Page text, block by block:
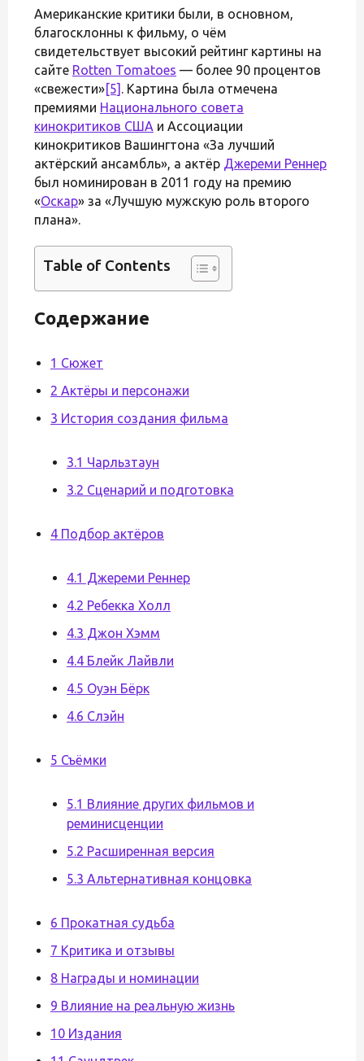
Американские критики были, в основном,
благосклонны к фильму, о чём
свидетельствует высокий рейтинг картины на
сайте Rotten Tomatoes — более 90 процентов
«свежести»[5] . Картина была отмечена
премиями Национального совета
кинокритиков США и Ассоциации
кинокритиков Вашингтона «За лучший
актёрский ансамбль», а актёр Джереми Реннер
был номинирован в 2011 году на премию
«Оскар» за «Лучшую мужскую роль второго
плана».
Table of Contents
Содержание
1 Сюжет
2 Актёры и персонажи
3 История создания фильма
3.1 Чарльзтаун
3.2 Сценарий и подготовка
4 Подбор актёров
4.1 Джереми Реннер
4.2 Ребекка Холл
4.3 Джон Хэмм
4.4 Блейк Лайвли
4.5 Оуэн Бёрк
4.6 Слэйн
5 Съёмки
5.1 Влияние других фильмов и
реминисценции
5.2 Расширенная версия
5.3 Альтернативная концовка
6 Прокатная судьба
7 Критика и отзывы
8 Награды и номинации
9 Влияние на реальную жизнь
10 Издания